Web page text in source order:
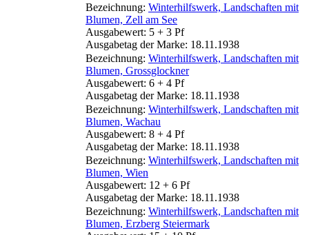
Bezeichnung: Winterhilfswerk, Landschaften mit
Blumen, Zell am See
Ausgabewert: 5 + 3 Pf
Ausgabetag der Marke: 18.11.1938
Bezeichnung: Winterhilfswerk, Landschaften mit
Blumen, Grossglockner
Ausgabewert: 6 + 4 Pf
Ausgabetag der Marke: 18.11.1938
Bezeichnung: Winterhilfswerk, Landschaften mit
Blumen, Wachau
Ausgabewert: 8 + 4 Pf
Ausgabetag der Marke: 18.11.1938
Bezeichnung: Winterhilfswerk, Landschaften mit
Blumen, Wien
Ausgabewert: 12 + 6 Pf
Ausgabetag der Marke: 18.11.1938
Bezeichnung: Winterhilfswerk, Landschaften mit
Blumen, Erzberg Steiermark